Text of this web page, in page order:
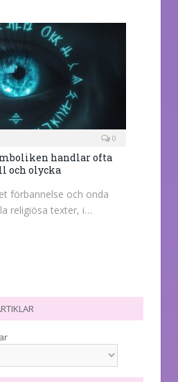
0
handlar ofta
och olycka
förbannelse och onda
religiösa texter, i…